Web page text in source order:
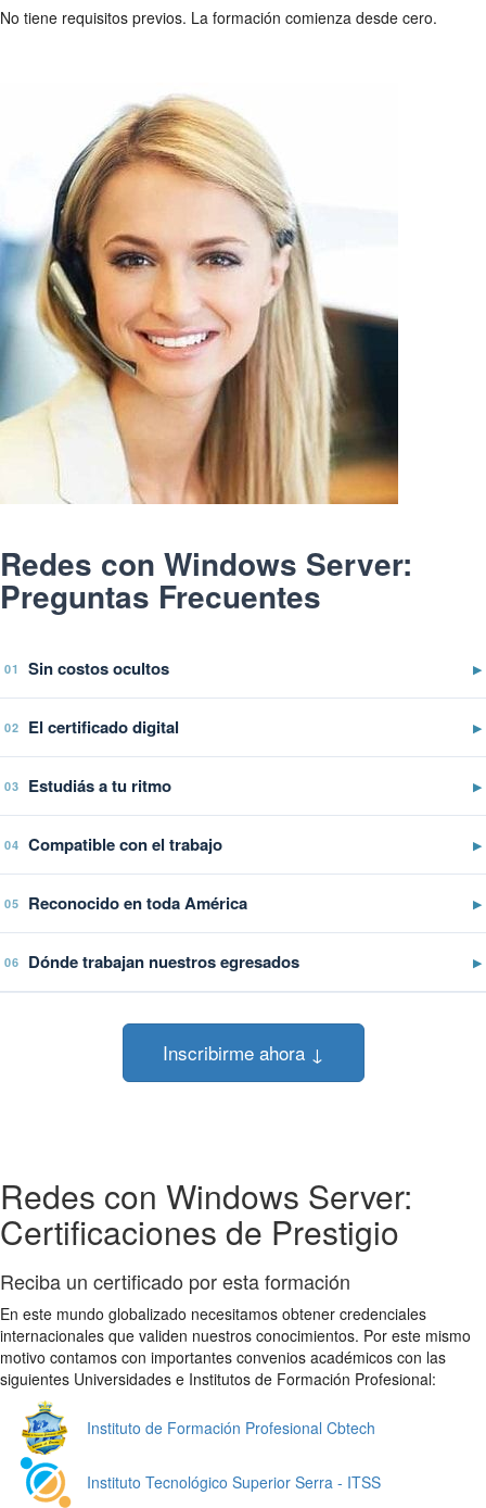
No tiene requisitos previos. La formación comienza desde cero.
Redes con Windows Server:
Preguntas Frecuentes
01 Sin costos ocultos ▶
02 El certificado digital ▶
03 Estudiás a tu ritmo ▶
04 Compatible con el trabajo ▶
05 Reconocido en toda América ▶
06 Dónde trabajan nuestros egresados ▶
Inscribirme ahora ↓
Redes con Windows Server:
Certificaciones de Prestigio
Reciba un certificado por esta formación
En este mundo globalizado necesitamos obtener credenciales
internacionales que validen nuestros conocimientos. Por este mismo
motivo contamos con importantes convenios académicos con las
siguientes Universidades e Institutos de Formación Profesional:
Instituto de Formación Profesional Cbtech
Instituto Tecnológico Superior Serra - ITSS